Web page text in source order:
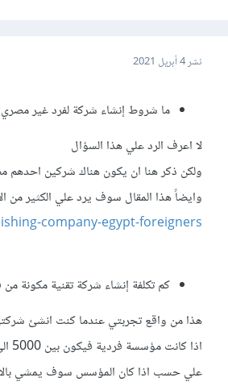
نشر4 أبريل 2021
ما شروط إنشاء شركة لفرد غير
لا اعرف الرد علي هذا السؤال
ولكن ذكر هنا ان يكون هناك شركين احدهم
وايضاً هذا المقال سوف يرد علي الكثير من
company-egypt-foreigners/
كم تكلفة إنشاء شركة تقنية مكونة
هذا من واقع تجربتي عندما كنت انشئ
اذا كانت مؤسسة فردية فيكون بين 5000 الي 10000 ج مصري
علي حسب اذا كان المؤسس سوف يمشي